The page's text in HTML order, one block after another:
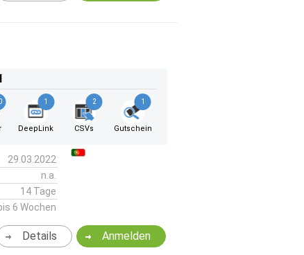
1
DeepLink
2
CSVs
1
Gutschein
29.03.2022
n.a.
14 Tage
6 Wochen
Anmelden
Details